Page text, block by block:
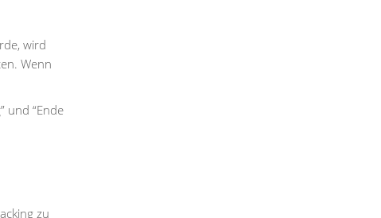
wird
Wenn
und “Ende
zu